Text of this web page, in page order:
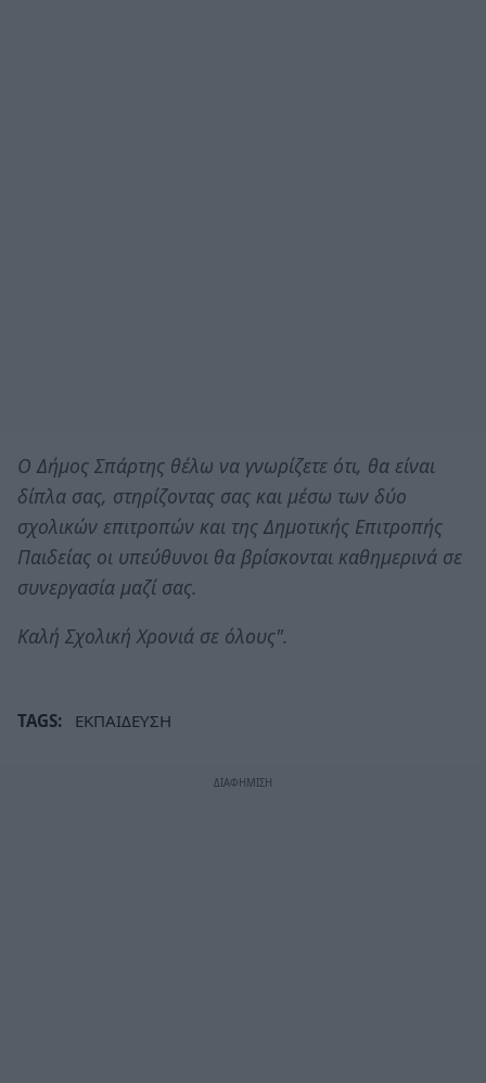
Ο Δήμος Σπάρτης θέλω να γνωρίζετε ότι, θα είναι
δίπλα σας, στηρίζοντας σας και μέσω των δύο
σχολικών επιτροπών και της Δημοτικής Επιτροπής
Παιδείας οι υπεύθυνοι θα βρίσκονται καθημερινά σε
συνεργασία μαζί σας.
Καλή Σχολική Χρονιά σε όλους".
TAGS: ΕΚΠΑΙΔΕΥΣΗ